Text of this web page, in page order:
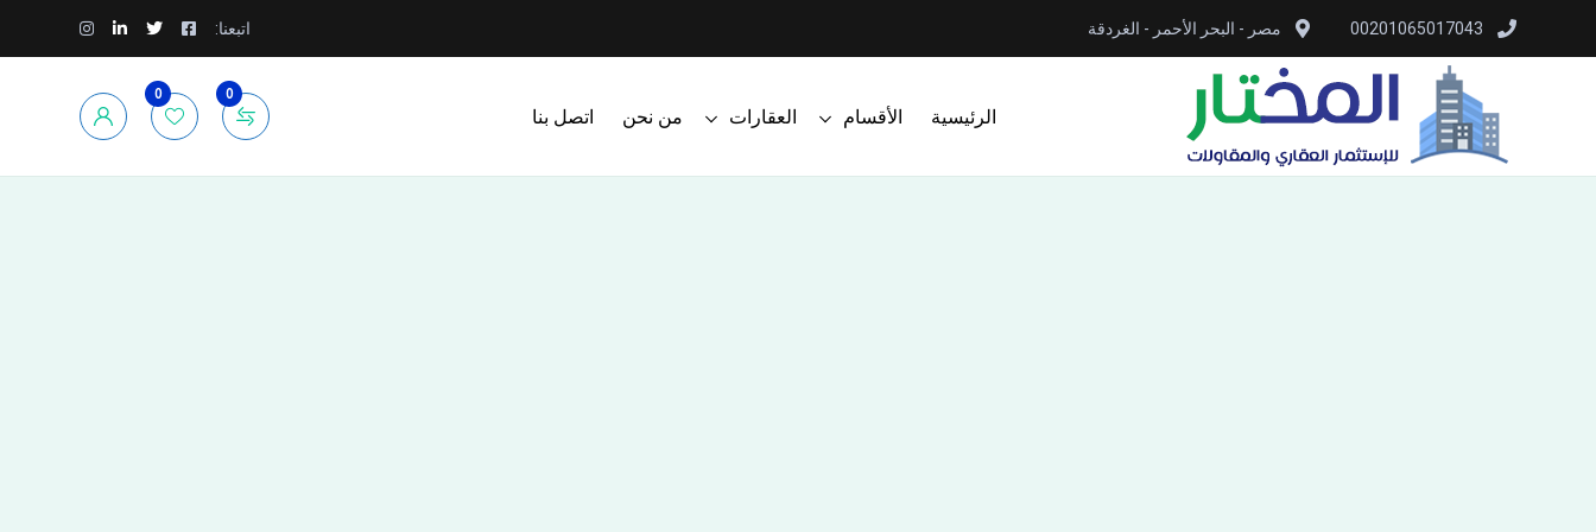
00201065017043 مصر - البحر الأحمر - الغردقة اتبعنا:
الرئيسية الأقسام العقارات من نحن اتصل بنا
0
0